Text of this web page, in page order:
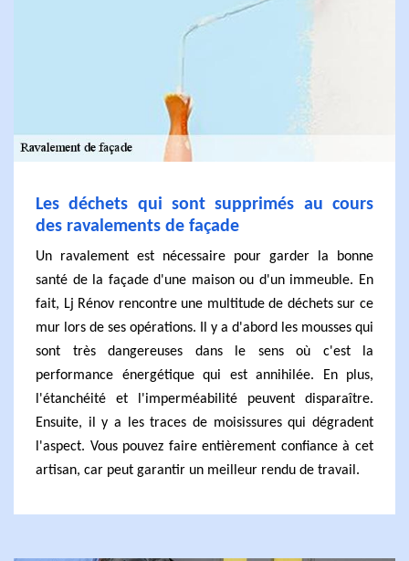
Les déchets qui sont supprimés au cours
des ravalements de façade
Un ravalement est nécessaire pour garder la bonne
santé de la façade d'une maison ou d'un immeuble. En
fait, Lj Rénov rencontre une multitude de déchets sur ce
mur lors de ses opérations. Il y a d'abord les mousses qui
sont très dangereuses dans le sens où c'est la
performance énergétique qui est annihilée. En plus,
l'étanchéité et l'imperméabilité peuvent disparaître.
Ensuite, il y a les traces de moisissures qui dégradent
l'aspect. Vous pouvez faire entièrement confiance à cet
artisan, car peut garantir un meilleur rendu de travail.